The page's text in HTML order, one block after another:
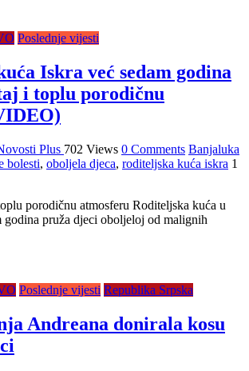
Poslednje vijesti
Iskra već sedam godina
i toplu porodičnu
Plus 702 Views 0 Comments Banjaluka
bolesti, oboljela djeca, roditeljska kuća iskra 1
porodičnu atmosferu Roditeljska kuća u
godina pruža djeci oboljeloj od malignih
Poslednje vijesti Republika Srpska
Andreana donirala kosu